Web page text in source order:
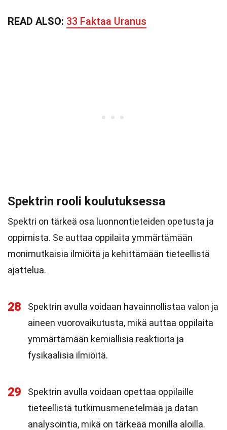
READ ALSO: 33 Faktaa Uranus
Spektrin rooli koulutuksessa
Spektri on tärkeä osa luonnontieteiden opetusta ja
oppimista. Se auttaa oppilaita ymmärtämään
monimutkaisia ilmiöitä ja kehittämään tieteellistä
ajattelua.
28
Spektrin avulla voidaan havainnollistaa valon ja
aineen vuorovaikutusta, mikä auttaa oppilaita
ymmärtämään kemiallisia reaktioita ja
fysikaalisia ilmiöitä.
29
Spektrin avulla voidaan opettaa oppilaille
tieteellistä tutkimusmenetelmää ja datan
analysointia, mikä on tärkeää monilla aloilla.